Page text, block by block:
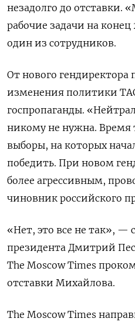
незадолго до отставки.
рабочие задачи на
один из сотрудников.
От нового гендиректора
изменения политики
госпропаганды.
никому не нужна. Время
выборы, на которых
победить. При новом
более агрессивным,
чиновник российского
«Нет, это все не так», —
президента Дмитрий
The Moscow Times
отставки Михайлова.
The Moscow Times